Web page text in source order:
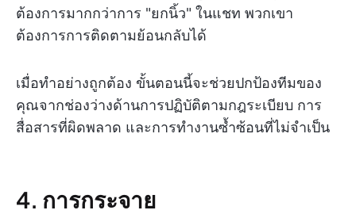
ต้องการมากกว่าการ "ยกนิ้ว" ในแชท พวกเขา
ต้องการการติดตามย้อนกลับได้
เมื่อทำอย่างถูกต้อง ขั้นตอนนี้จะช่วยปกป้องทีมของ
คุณจากช่องว่างด้านการปฏิบัติตามกฎระเบียบ การ
สื่อสารที่ผิดพลาด และการทำงานซ้ำซ้อนที่ไม่จำเป็น
4. การกระจาย